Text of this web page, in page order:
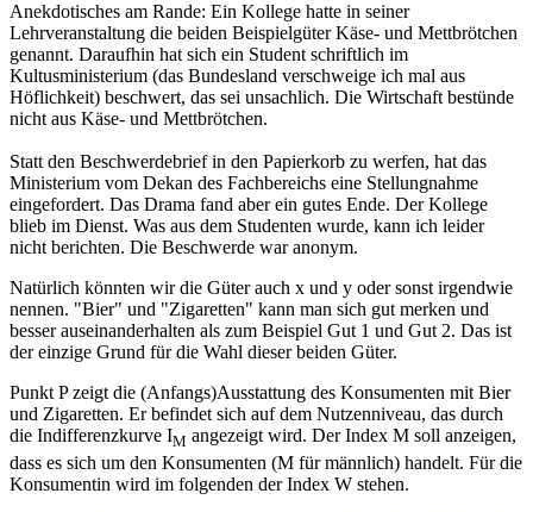
Anekdotisches am Rande: Ein Kollege hatte in seiner
Lehrveranstaltung die beiden Beispielgüter Käse- und Mettbrötchen
genannt. Daraufhin hat sich ein Student schriftlich im
Kultusministerium (das Bundesland verschweige ich mal aus
Höflichkeit) beschwert, das sei unsachlich. Die Wirtschaft bestünde
nicht aus Käse- und Mettbrötchen.
Statt den Beschwerdebrief in den Papierkorb zu werfen, hat das
Ministerium vom Dekan des Fachbereichs eine Stellungnahme
eingefordert. Das Drama fand aber ein gutes Ende. Der Kollege
blieb im Dienst. Was aus dem Studenten wurde, kann ich leider
nicht berichten. Die Beschwerde war anonym.
Natürlich könnten wir die Güter auch x und y oder sonst irgendwie
nennen. "Bier" und "Zigaretten" kann man sich gut merken und
besser auseinanderhalten als zum Beispiel Gut 1 und Gut 2. Das ist
der einzige Grund für die Wahl dieser beiden Güter.
Punkt P zeigt die (Anfangs)Ausstattung des Konsumenten mit Bier
und Zigaretten. Er befindet sich auf dem Nutzenniveau, das durch
die Indifferenzkurve IM angezeigt wird. Der Index M soll anzeigen,
dass es sich um den Konsumenten (M für männlich) handelt. Für die
Konsumentin wird im folgenden der Index W stehen.